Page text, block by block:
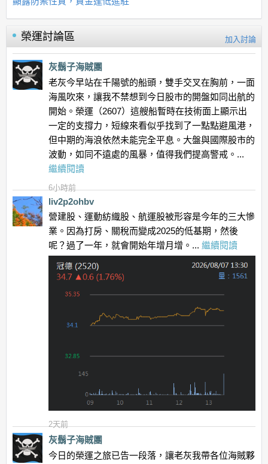
榮運討論區 加入討論
灰鬍子海賊團
老灰今早站在千陽號的船頭，雙手交叉在胸前，一面
海風吹來，讓我不禁想到今日股市的開盤如同出航的
開始。榮運（2607）這艘船暫時在技術面上顯示出
一定的支撐力，短線來看似乎找到了一點點避風港，
但中期的海浪依然未能完全平息。大盤與國際股市的
波動，如同不遠處的風暴，值得我們提高警戒。...
繼續閱讀
6小時前
liv2p2ohbv
營建股、運動紡織股、航運股被形容是今年的三大慘
業。因為打房、關稅而變成2025的低基期，然後
呢？過了一年，就會開始年增月增。... 繼續閱讀
2天前
灰鬍子海賊團
今日的榮運之旅已告一段落，讓老灰我帶各位海賊夥